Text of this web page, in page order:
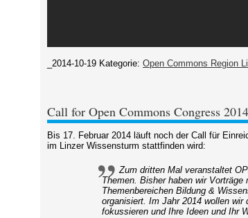
_2014-10-19 Kategorie: Open Commons Region
Call for Open Commons Congress 2014
Bis 17. Februar 2014 läuft noch der Call für
im Linzer Wissensturm stattfinden wird:
Zum dritten Mal veranstaltet
Themen. Bisher haben wir
Themenbereichen Bildung &
organisiert. Im Jahr 2014 wollen wir
fokussieren und Ihre Ideen und Ihr